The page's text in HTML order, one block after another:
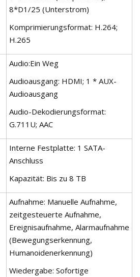
8*D1/25 (Unterstrom)
Komprimierungsformat: H.264;
H.265
Audio:Ein Weg
Audioausgang: HDMI; 1 * AUX-
Audioausgang
Audio-Dekodierungsformat:
G.711U; AAC
Interne Festplatte: 1 SATA-
Anschluss
Kapazität: Bis zu 8 TB
Aufnahme: Manuelle Aufnahme,
zeitgesteuerte Aufnahme,
Ereignisaufnahme, Alarmaufnahme
(Bewegungserkennung,
Humanoidenerkennung)
Wiedergabe: Sofortige